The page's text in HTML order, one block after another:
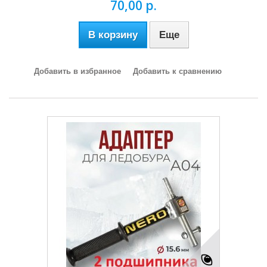
70,00 р.
В корзину Еще
Добавить в избранное Добавить к сравнению